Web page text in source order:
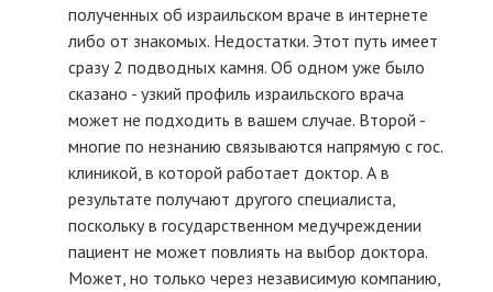
полученных об израильском враче в интернете
либо от знакомых. Недостатки. Этот путь имеет
сразу 2 подводных камня. Об одном уже было
сказано - узкий профиль израильского врача
может не подходить в вашем случае. Второй -
многие по незнанию связываются напрямую с гос.
клиникой, в которой работает доктор. А в
результате получают другого специалиста,
поскольку в государственном медучреждении
пациент не может повлиять на выбор доктора.
Может, но только через независимую компанию,